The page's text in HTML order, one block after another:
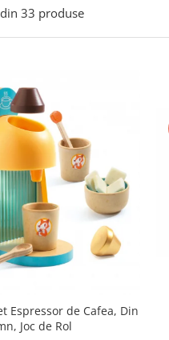
din 33 produse
Espressor de Cafea, Din
Joc de Rol